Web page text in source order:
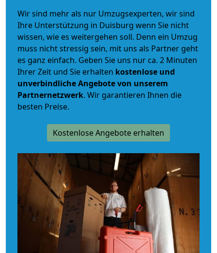
Wir sind mehr als nur Umzugsexperten, wir sind
Ihre Unterstützung in Duisburg wenn Sie nicht
wissen, wie es weitergehen soll. Denn ein Umzug
muss nicht stressig sein, mit uns als Partner geht
es ganz einfach. Geben Sie uns nur ca. 2 Minuten
Ihrer Zeit und Sie erhalten kostenlose und
unverbindlicheAngebote von unserem
Partnernetzwerk. Wir garantieren Ihnen die
besten Preise.
Kostenlose Angebote erhalten